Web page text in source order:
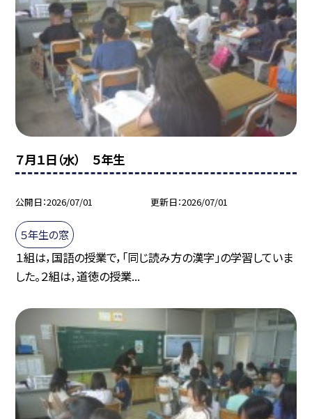
７月１日（水） ５年生
公開日 2026/07/01 更新日 2026/07/01
５年生の窓
１組は，国語の授業で，「同じ読み方の漢字」の学習していま
した。２組は，道徳の授業...